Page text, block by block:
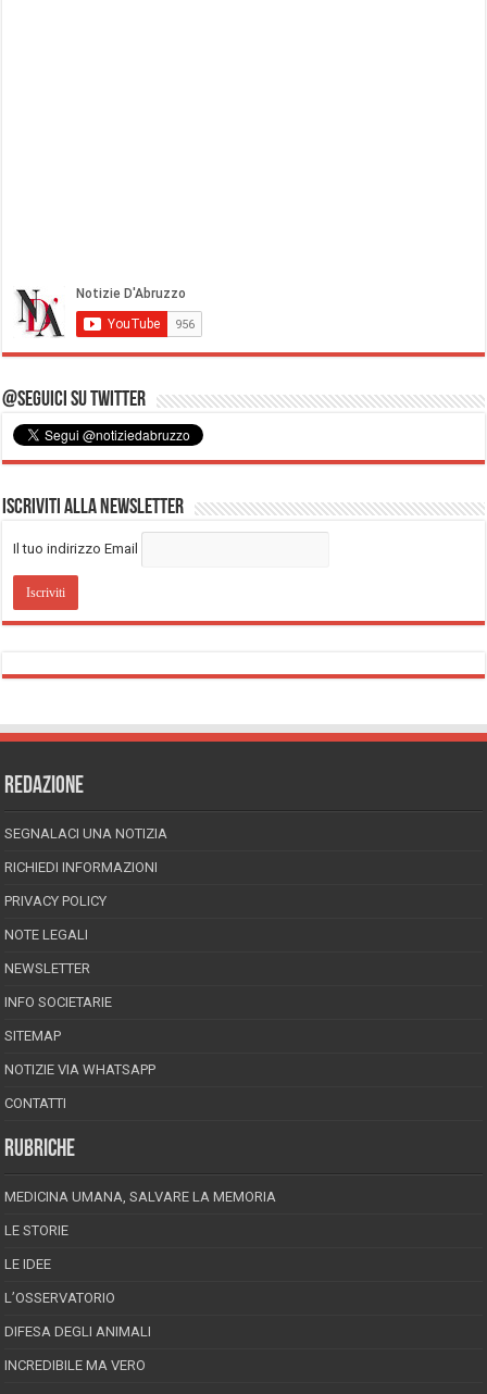
@Seguici su Twitter
Iscriviti alla Newsletter
Il tuo indirizzo Email
REDAZIONE
SEGNALACI UNA NOTIZIA
RICHIEDI INFORMAZIONI
PRIVACY POLICY
NOTE LEGALI
NEWSLETTER
INFO SOCIETARIE
SITEMAP
NOTIZIE VIA WHATSAPP
CONTATTI
RUBRICHE
MEDICINA UMANA, SALVARE LA MEMORIA
LE STORIE
LE IDEE
L’OSSERVATORIO
DIFESA DEGLI ANIMALI
INCREDIBILE MA VERO